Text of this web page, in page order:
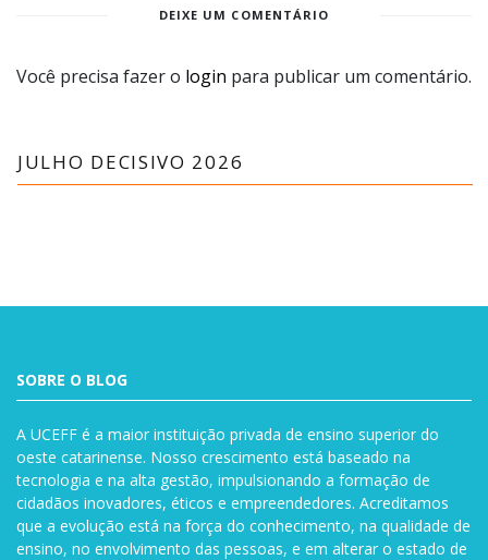
DEIXE UM COMENTÁRIO
Você precisa fazer o login para publicar um comentário.
JULHO DECISIVO 2026
SOBRE O BLOG
A UCEFF é a maior instituição privada de ensino superior do
oeste catarinense. Nosso crescimento está baseado na
tecnologia e na alta gestão, impulsionando a formação de
cidadãos inovadores, éticos e empreendedores. Acreditamos
que a evolução está na força do conhecimento, na qualidade de
ensino, no envolvimento das pessoas, e em alterar o estado de